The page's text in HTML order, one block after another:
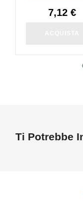
7,12 €
Ti Potrebbe